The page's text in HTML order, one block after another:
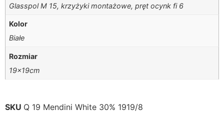
Glasspol M 15, krzyżyki montażowe, pręt ocynk fi 6
Kolor
Białe
Rozmiar
19x19cm
SKU Q 19 Mendini White 30% 1919/8